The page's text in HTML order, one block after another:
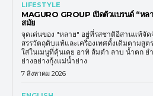
LIFESTYLE
MAGURO GROUP เปิดตัวแบรนด์ “หล
สมัย
จุดเด่นของ "หลาย" อยู่ที่รสชาติอีสานแท้จัด
สรรวัตถุดิบแท้และเครื่องเทศดั้งเดิมตามสู
ใส่ในเมนูที่คุ้นเคย อาทิ ส้มตำ ลาบ น้ำตก ย
ย่างอย่างกุ้งแม่น้ำย่าง
7 สิงหาคม 2026